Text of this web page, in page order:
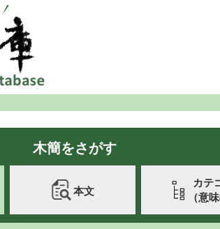
木簡をさがす
本文
カテ
（意